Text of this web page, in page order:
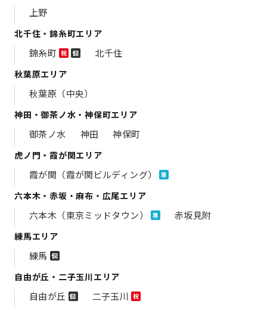
上野
北千住・錦糸町エリア
錦糸町 祝 個 北千住
秋葉原エリア
秋葉原（中央）
神田・御茶ノ水・神保町エリア
御茶ノ水 神田 神保町
虎ノ門・霞が関エリア
霞が関（霞が関ビルディング） 専
六本木・赤坂・麻布・広尾エリア
六本木（東京ミッドタウン） 専 赤坂見附
練馬エリア
練馬 個
自由が丘・二子玉川エリア
自由が丘 個 二子玉川 祝